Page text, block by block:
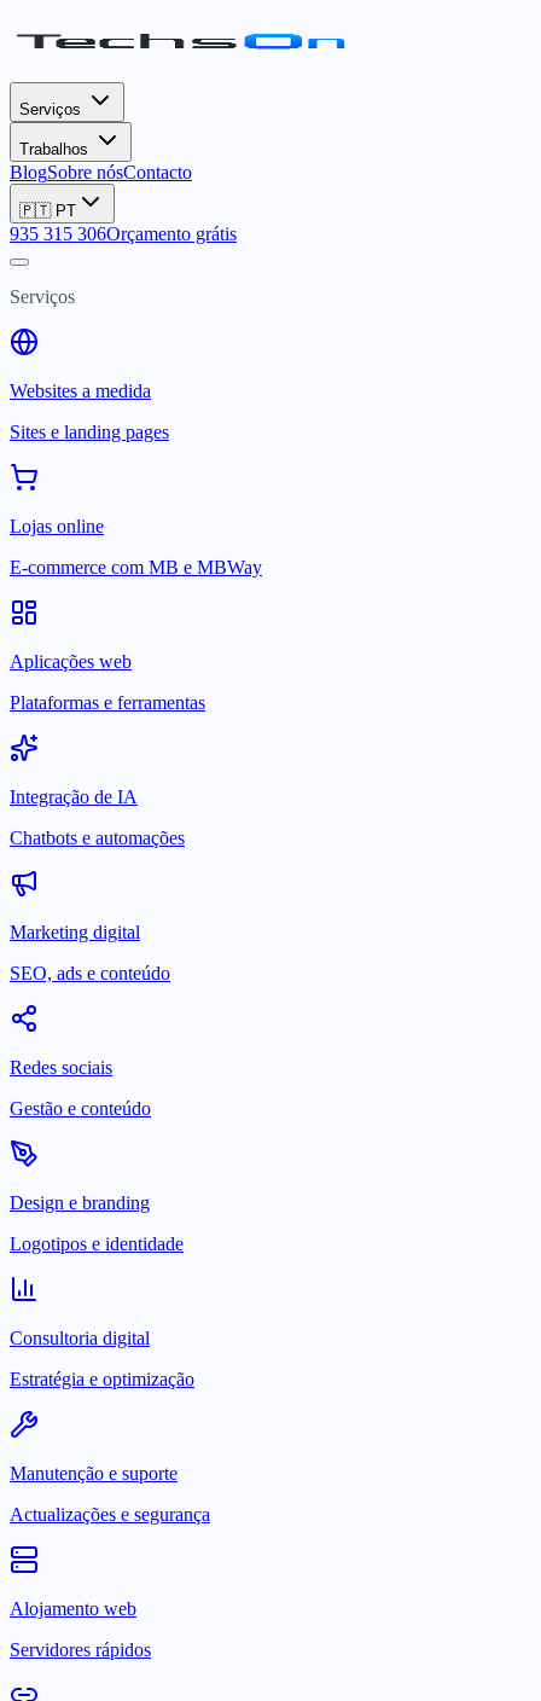
Serviços
Trabalhos
BlogSobre nósContacto
🇵🇹 PT
935 315 306Orçamento grátis
Serviços
Websites a medida
Sites e landing pages
Lojas online
E-commerce com MB e MBWay
Aplicações web
Plataformas e ferramentas
Integração de IA
Chatbots e automações
Marketing digital
SEO, ads e conteúdo
Redes sociais
Gestão e conteúdo
Design e branding
Logotipos e identidade
Consultoria digital
Estratégia e optimização
Manutenção e suporte
Actualizações e segurança
Alojamento web
Servidores rápidos